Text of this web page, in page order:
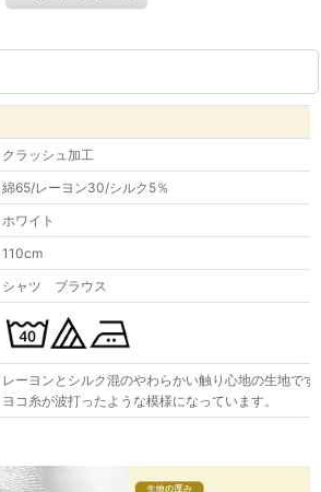
クラッシュ加工
綿65/レーヨン30/シルク5％
ホワイト
110cm
シャツ ブラウス
レーヨンとシルク混のやわらかい触り心地の生地です
ヨコ糸が波打ったような模様になっています。